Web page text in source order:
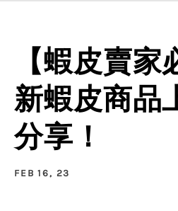
【蝦皮賣家
新蝦皮商品
分享！
FEB 16, 23